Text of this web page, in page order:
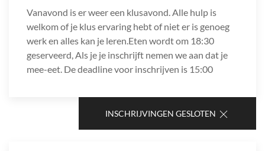
Vanavond is er weer een klusavond. Alle hulp is
welkom of je klus ervaring hebt of niet er is genoeg
werk en alles kan je leren.Eten wordt om 18:30
geserveerd, Als je je inschrijft nemen we aan dat je
mee-eet. De deadline voor inschrijven is 15:00
INSCHRIJVINGEN GESLOTEN